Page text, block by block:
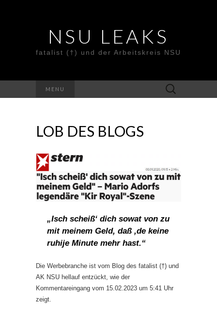
NSU LEAKS
fatalist (†) und der Arbeitskreis NSU
MENU
Suche
nach:
LOB DES BLOGS
„Isch scheiß‘ dich sowat von zu
mit meinem Geld, daß ‚de keine
ruhije Minute mehr hast.“
Die Werbebranche ist vom Blog des fatalist (†) und
AK NSU hellauf entzückt, wie der
Kommentareingang vom 15.02.2023 um 5:41 Uhr
zeigt.